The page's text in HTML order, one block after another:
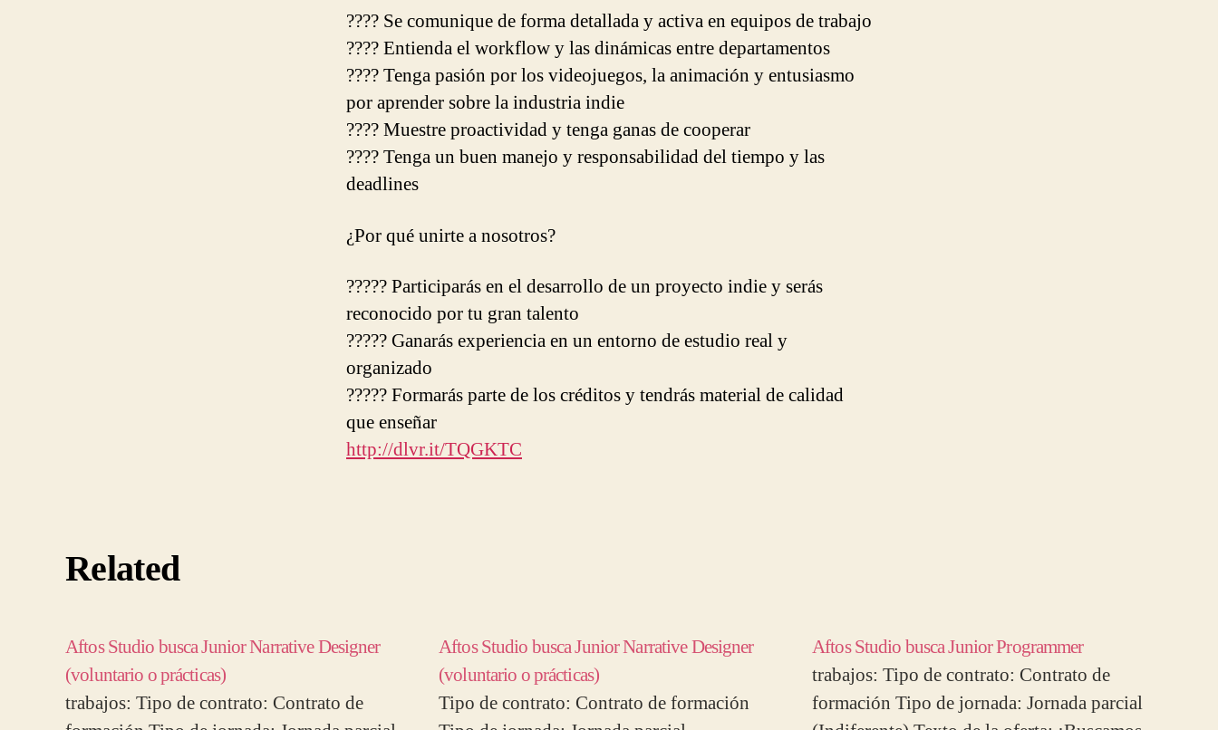
???? Se comunique de forma detallada y activa en equipos de trabajo
???? Entienda el workflow y las dinámicas entre departamentos
???? Tenga pasión por los videojuegos, la animación y entusiasmo
por aprender sobre la industria indie
???? Muestre proactividad y tenga ganas de cooperar
???? Tenga un buen manejo y responsabilidad del tiempo y las
deadlines
¿Por qué unirte a nosotros?
????? Participarás en el desarrollo de un proyecto indie y serás
reconocido por tu gran talento
????? Ganarás experiencia en un entorno de estudio real y
organizado
????? Formarás parte de los créditos y tendrás material de calidad
que enseñar
http://dlvr.it/TQGKTC
Related
Aftos Studio busca Junior Narrative Designer
(voluntario o prácticas)
trabajos: Tipo de contrato: Contrato de
Aftos Studio busca Junior Narrative Designer
(voluntario o prácticas)
Tipo de contrato: Contrato de formación
Aftos Studio busca Junior Programmer
trabajos: Tipo de contrato: Contrato de
formación Tipo de jornada: Jornada parcial